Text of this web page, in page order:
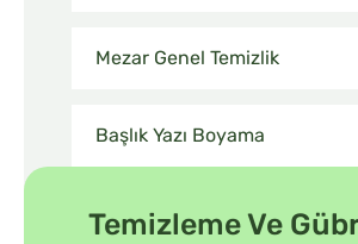
Mezar Genel Temizlik
Başlık Yazı Boyama
Temizleme Ve